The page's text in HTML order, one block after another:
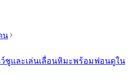
น
ชูและเล่นเลื่อนหิมะพร้อมฟอนดูใน